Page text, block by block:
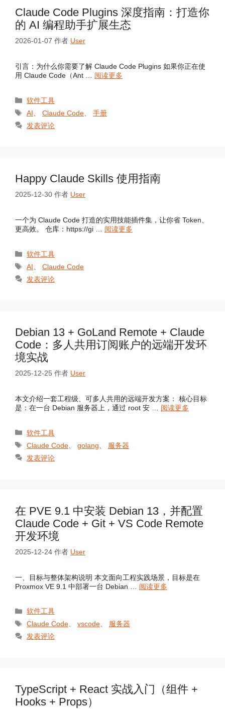
Claude Code Plugins 深度指南：打造你
的 AI 编程助手扩展生态
2026-01-07 作者 User
引言：为什么你需要了解 Claude Code Plugins 如果你正在使
用 Claude Code（Ant … 阅读更多
分
类
软件工具
标
签
AI 、Claude Code 、手册
发表评论
Happy Claude Skills 使用指南
2025-12-30 作者 User
一个为 Claude Code 打造的实用技能插件集，让你省 Token、
更高效。 仓库：https://gi … 阅读更多
分
类
软件工具
标
签
AI 、Claude Code
发表评论
Debian 13 + GoLand Remote + Claude
Code：多人共用订阅账户的远端开发环
境实战
2025-12-25 作者 User
本文介绍一套工程级、可多人共用的远端开发方案： 核心目标
是：在一台 Debian 服务器上，通过 root 安 … 阅读更多
分
类
软件工具
标
签
Claude Code 、golang
服务器
发表评论
在 PVE 9.1 中安装 Debian 13，并配置
Claude Code + Git + VS Code Remote
开发环境
2025-12-24 作者 User
一、目标与整体架构说明 本文面向工程实践场景，目标是在
Proxmox VE 9.1 中部署一台 Debian … 阅读更多
分
类
软件工具
标
签
Claude Code、vscode、 服务器
发表评论
TypeScript + React 实战入门（组件 +
Hooks + Props）